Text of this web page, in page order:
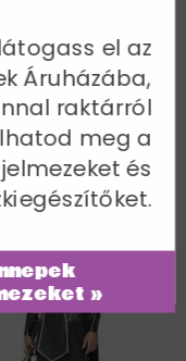
»
el az
Áruházába,
raktárról
meg a
jelmezeket és